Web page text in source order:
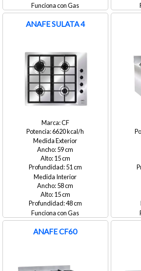
Gas
ANAFE SULATA 4
CF
6620
Medida Exterior
59
15
51
Medida Interior
58
15
48
Gas
ANAFE CF60